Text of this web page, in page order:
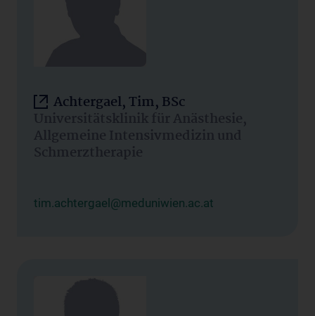
Achtergael, Tim, BSc
Universitätsklinik für Anästhesie,
Allgemeine Intensivmedizin und
Schmerztherapie
tim.achtergael@meduniwien.ac.at